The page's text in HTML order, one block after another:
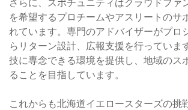
を希望するプロチームやアスリートのサ
れています。専門のアドバイザーがプロ
らリターン設計、広報支援を行っていま
技に専念できる環境を提供し、地域のス
ることを目指しています。
これからも北海道イエロースターズの挑